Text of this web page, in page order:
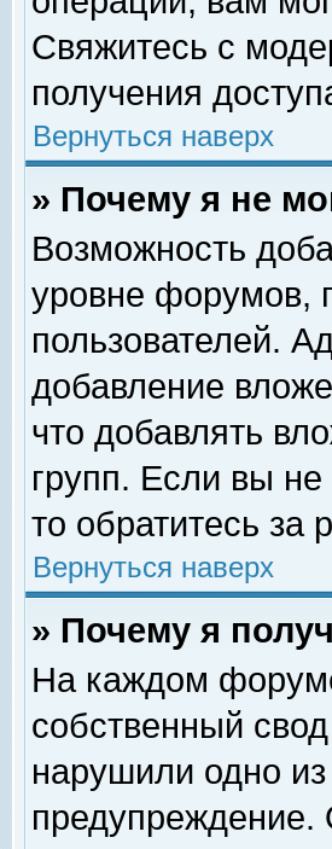
Свяжитесь с
получения
Вернуться наверх
» Почему я не
Возможность
уровне форумов,
пользователей.
добавление
что добавлять
групп. Если вы
то обратитесь за
Вернуться наверх
» Почему я
На каждом
собственный
нарушили одно
предупреждение.